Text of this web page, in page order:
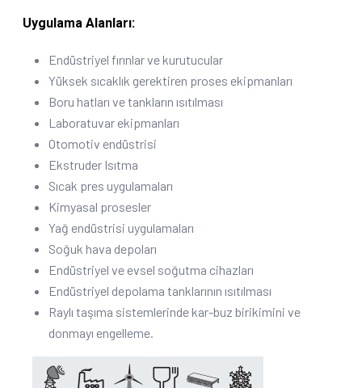
Uygulama Alanları:
Endüstriyel fırınlar ve kurutucular
Yüksek sıcaklık gerektiren proses ekipmanları
Boru hatları ve tankların ısıtılması
Laboratuvar ekipmanları
Otomotiv endüstrisi
Ekstruder Isıtma
Sıcak pres uygulamaları
Kimyasal prosesler
Yağ endüstrisi uygulamaları
Soğuk hava depoları
Endüstriyel ve evsel soğutma cihazları
Endüstriyel depolama tanklarının ısıtılması
Raylı taşıma sistemlerinde kar-buz birikimini ve
donmayı engelleme.